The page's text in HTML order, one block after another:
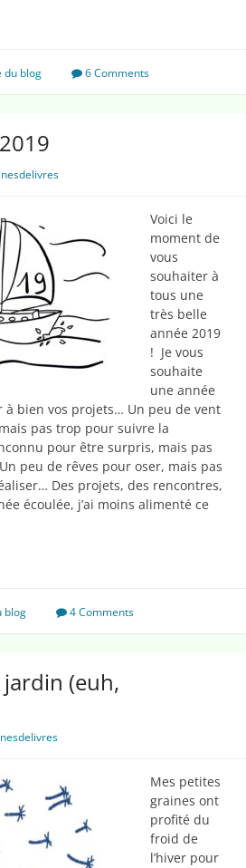
du blog 6 Comments
Voici le
moment de
vous
souhaiter à
tous une
très belle
année 2019
! Je vous
souhaite
une année
à bien vos projets… Un peu de vent
pas trop pour suivre la
pour être surpris, mais pas
peu de rêves pour oser, mais pas
Des projets, des rencontres,
écoulée, j’ai moins alimenté ce
blog 4 Comments
(euh,
Mes petites
graines ont
profité du
froid de
l’hiver pour